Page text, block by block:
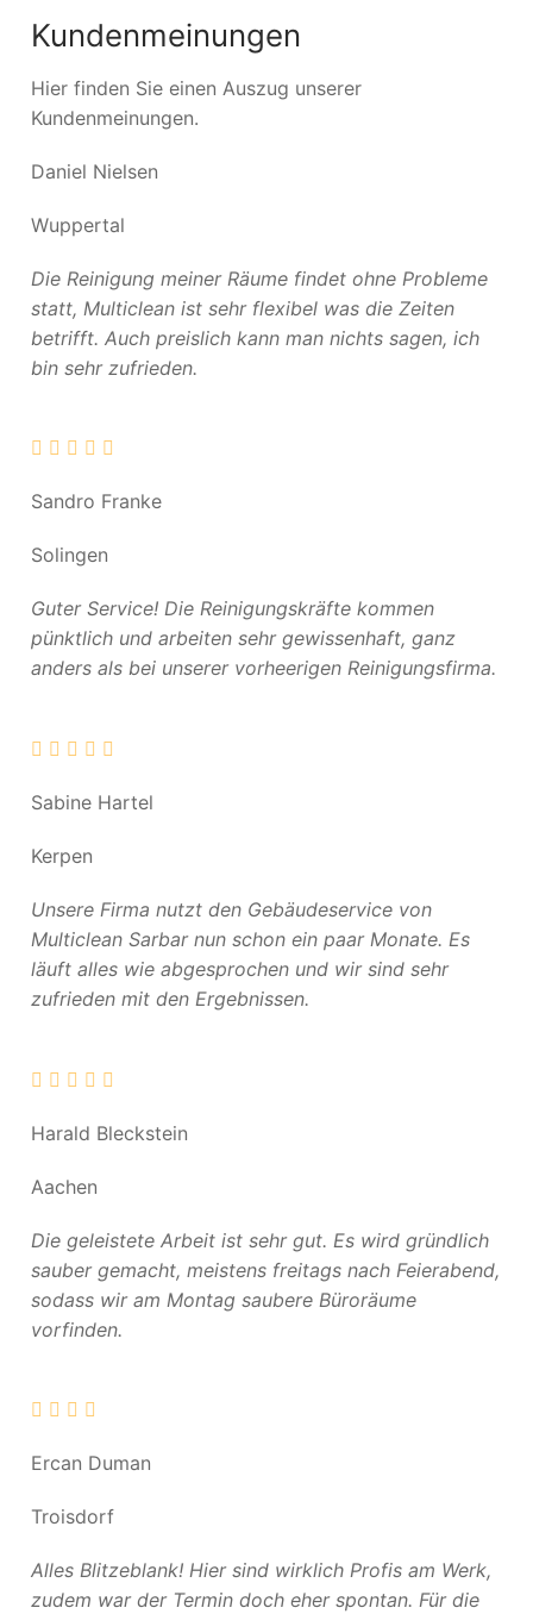
Kundenmeinungen
Hier finden Sie einen Auszug unserer
Kundenmeinungen.
Daniel Nielsen
Wuppertal
Die Reinigung meiner Räume findet ohne Probleme
statt, Multiclean ist sehr flexibel was die Zeiten
betrifft. Auch preislich kann man nichts sagen, ich
bin sehr zufrieden.
Sandro Franke
Solingen
Guter Service! Die Reinigungskräfte kommen
pünktlich und arbeiten sehr gewissenhaft, ganz
anders als bei unserer vorheerigen Reinigungsfirma.
Sabine Hartel
Kerpen
Unsere Firma nutzt den Gebäudeservice von
Multiclean Sarbar nun schon ein paar Monate. Es
läuft alles wie abgesprochen und wir sind sehr
zufrieden mit den Ergebnissen.
Harald Bleckstein
Aachen
Die geleistete Arbeit ist sehr gut. Es wird gründlich
sauber gemacht, meistens freitags nach Feierabend,
sodass wir am Montag saubere Büroräume
vorfinden.
Ercan Duman
Troisdorf
Alles Blitzeblank! Hier sind wirklich Profis am Werk,
zudem war der Termin doch eher spontan. Für die